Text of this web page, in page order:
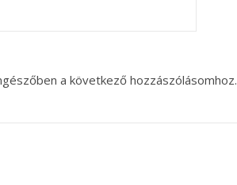
a következő hozzászólásomhoz.